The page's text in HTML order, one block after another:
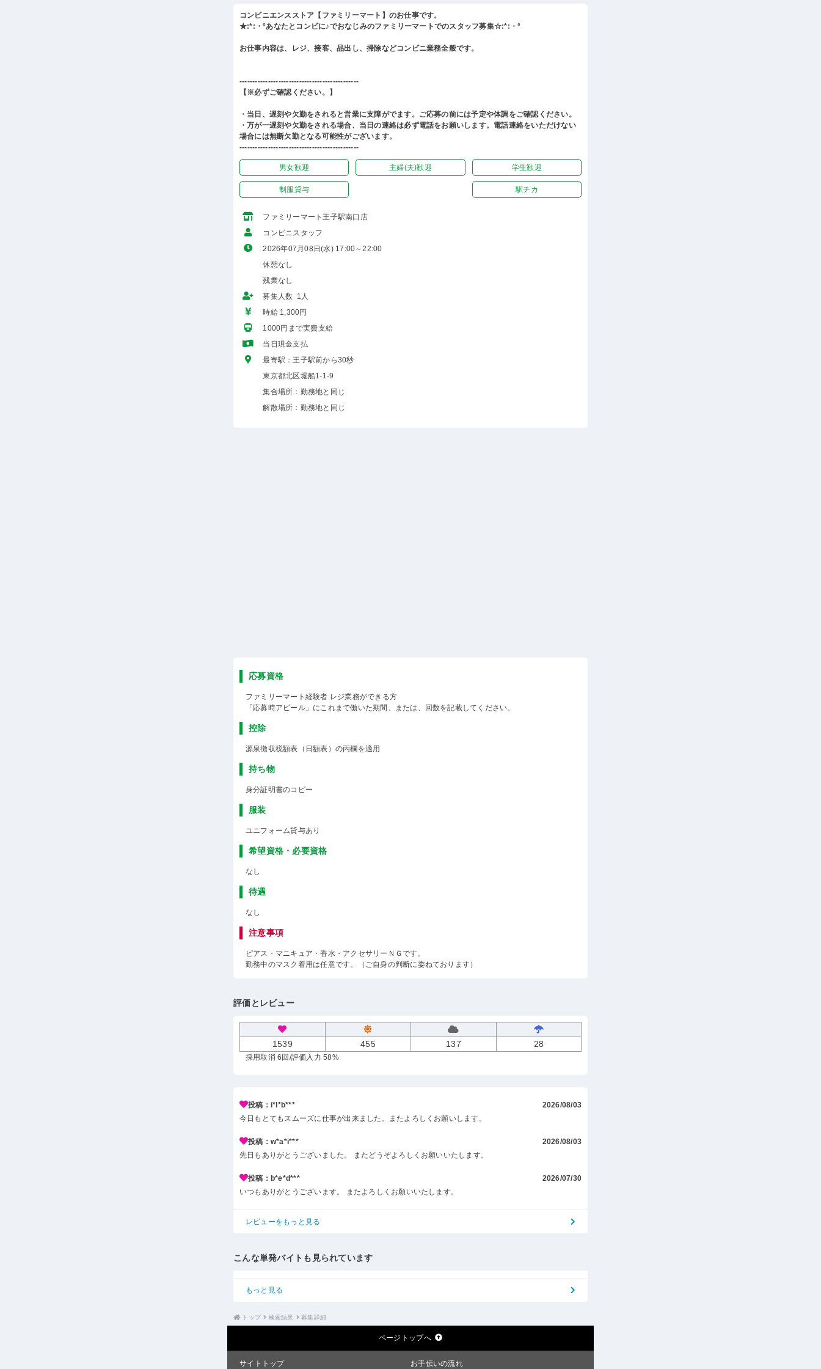
コンビニエンスストア【ファミリーマート】のお仕事です。
★:*:・°あなたとコンビに♪でおなじみのファミリーマートでのスタッフ募集☆:*:・°
お仕事内容は、レジ、接客、品出し、掃除などコンビニ業務全般です。
----------------------------------------------
【※必ずご確認ください。】
・当日、遅刻や欠勤をされると営業に支障がでます。ご応募の前には予定や体調をご確認ください。
・万が一遅刻や欠勤をされる場合、当日の連絡は必ず電話をお願いします。電話連絡をいただけない
場合には無断欠勤となる可能性がございます。
----------------------------------------------
男女歓迎 主婦(夫)歓迎 学生歓迎
制服貸与 駅チカ
ファミリーマート王子駅南口店
コンビニスタッフ
2026年07月08日(水) 17:00～22:00
休憩なし
残業なし
募集人数 1人
時給 1,300円
1000円まで実費支給
当日現金支払
最寄駅：王子駅前から30秒
東京都北区堀船1-1-9
集合場所：勤務地と同じ
解散場所：勤務地と同じ
応募資格
ファミリーマート経験者 レジ業務ができる方
「応募時アピール」にこれまで働いた期間、または、回数を記載してください。
控除
源泉徴収税額表（日額表）の丙欄を適用
持ち物
身分証明書のコピー
服装
ユニフォーム貸与あり
希望資格・必要資格
なし
待遇
なし
注意事項
ピアス・マニキュア・香水・アクセサリーＮＧです。
勤務中のマスク着用は任意です。（ご自身の判断に委ねております）
評価とレビュー
1539 455 137 28
採用取消 6回 /評価入力 58%
投稿：i*l*b***
2026/08/03
今日もとてもスムーズに仕事が出来ました。またよろしくお願いします。
投稿：w*a*i***
2026/08/03
先日もありがとうございました。 またどうぞよろしくお願いいたします。
投稿：b*e*d***
2026/07/30
いつもありがとうございます。 またよろしくお願いいたします。
レビューをもっと見る
こんな単発バイトも見られています
もっと見る
トップ 検索結果 募集詳細
ページトップへ
サイトトップ お手伝いの流れ